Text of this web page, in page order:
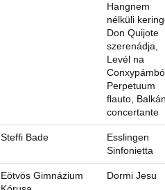
Hangnem
nélküli
Don Quijote
szerenádja,
Levél na
Perpetuum
flauto,
concertante
Steffi Bade
Esslingen
Sinfonietta
Eötvös Gimnázium
Dormi Jesu